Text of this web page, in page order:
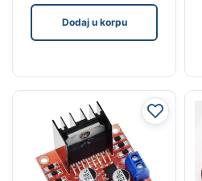
Dodaj u korpu